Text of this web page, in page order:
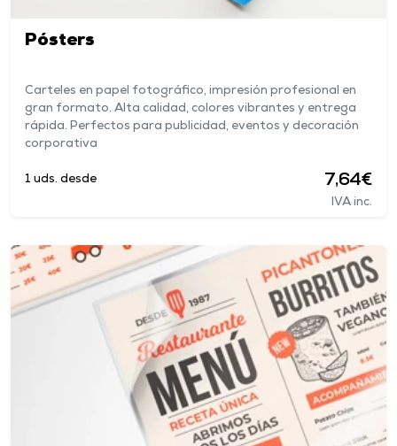
Pósters
Carteles en papel fotográfico, impresión profesional en
gran formato. Alta calidad, colores vibrantes y entrega
rápida. Perfectos para publicidad, eventos y decoración
corporativa
1 uds. desde 7,64€
IVA inc.